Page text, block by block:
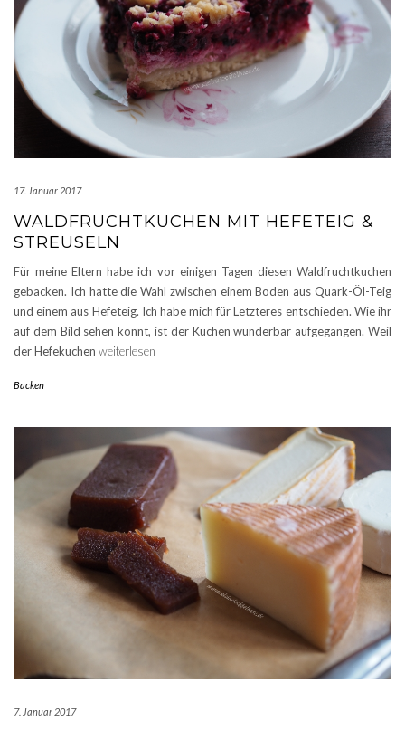
17. Januar 2017
WALDFRUCHTKUCHEN MIT HEFETEIG &
STREUSELN
Für meine Eltern habe ich vor einigen Tagen diesen Waldfruchtkuchen
gebacken. Ich hatte die Wahl zwischen einem Boden aus Quark-Öl-Teig
und einem aus Hefeteig. Ich habe mich für Letzteres entschieden. Wie ihr
auf dem Bild sehen könnt, ist der Kuchen wunderbar aufgegangen. Weil
der Hefekuchen weiterlesen
Backen
7. Januar 2017